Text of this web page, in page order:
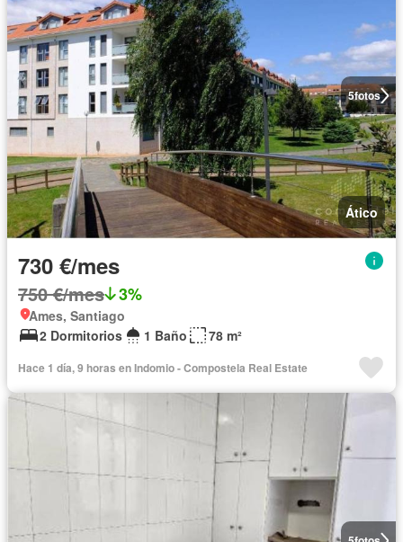
5fotos
Ático
730 €/mes
750 €/mes 3%
Ames, Santiago
2 Dormitorios
1 Baño 78 m²
Hace 1 día, 9 horas en Indomio - Compostela Real Estate